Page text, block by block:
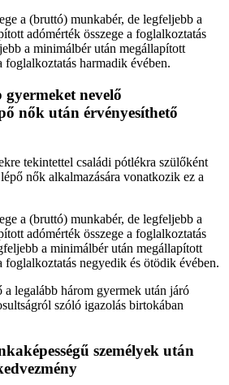
a (bruttó) munkabér, de legfeljebb a
adómérték összege a foglalkoztatás
a minimálbér után megállapított
foglalkoztatás harmadik évében.
nevelő
nők után érvényesíthető
tekintettel családi pótlékra szülőként
nők alkalmazására vonatkozik ez a
a (bruttó) munkabér, de legfeljebb a
adómérték összege a foglalkoztatás
a minimálbér után megállapított
foglalkoztatás negyedik és ötödik évében.
legalább három gyermek után járó
szóló igazolás birtokában
személyek után